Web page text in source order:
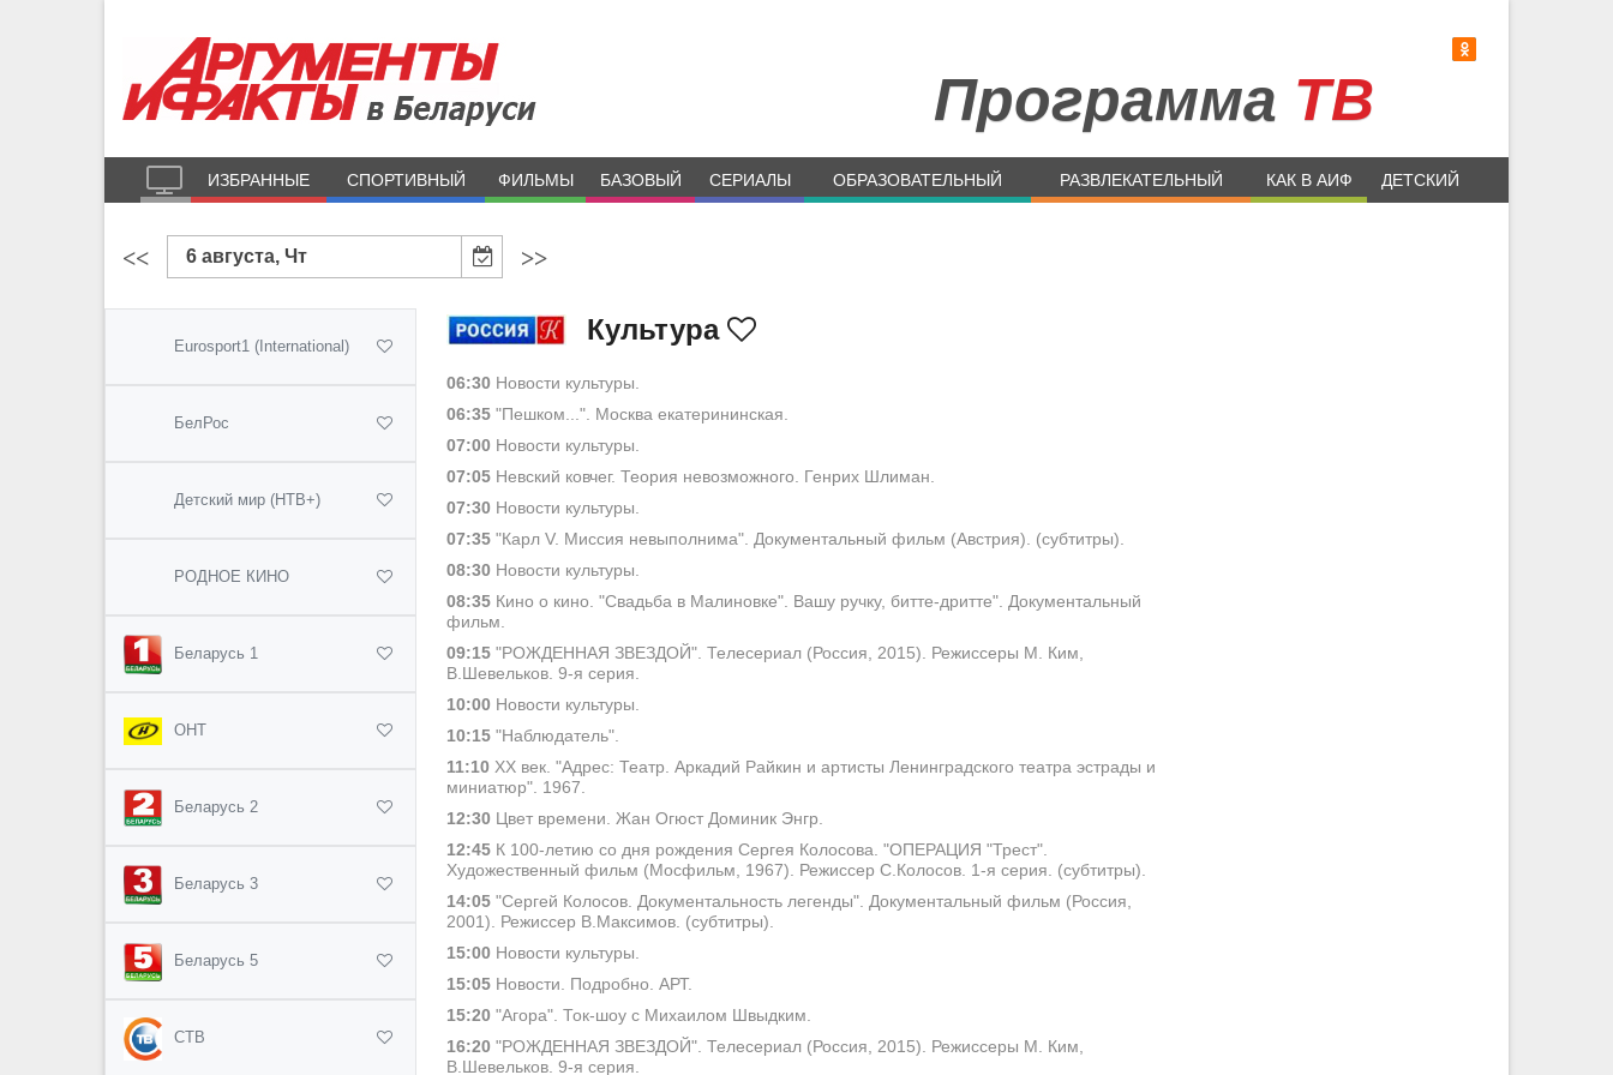
Программа ТВ
ИЗБРАННЫЕ СПОРТИВНЫЙ ФИЛЬМЫ БАЗОВЫЙ СЕРИАЛЫ ОБРАЗОВАТЕЛЬНЫЙ РАЗВЛЕКАТЕЛЬНЫЙ КАК В АИФ ДЕТСКИЙ
<< 6 августа, Чт >>
Eurosport1 (International)
БелРос
Детский мир (НТВ+)
РОДНОЕ КИНО
Беларусь 1
ОНТ
Беларусь 2
Беларусь 3
Беларусь 5
СТВ
Культура
06:30 Новости культуры.
06:35 "Пешком...". Москва екатерининская.
07:00 Новости культуры.
07:05 Невский ковчег. Теория невозможного. Генрих Шлиман.
07:30 Новости культуры.
07:35 "Карл V. Миссия невыполнима". Документальный фильм (Австрия). (субтитры).
08:30 Новости культуры.
08:35 Кино о кино. "Свадьба в Малиновке". Вашу ручку, битте-дритте". Документальный
фильм.
09:15 "РОЖДЕННАЯ ЗВЕЗДОЙ". Телесериал (Россия, 2015). Режиссеры М. Ким,
В.Шевельков. 9-я серия.
10:00 Новости культуры.
10:15 "Наблюдатель".
11:10 ХХ век. "Адрес: Театр. Аркадий Райкин и артисты Ленинградского театра эстрады и
миниатюр". 1967.
12:30 Цвет времени. Жан Огюст Доминик Энгр.
12:45 К 100-летию со дня рождения Сергея Колосова. "ОПЕРАЦИЯ "Трест".
Художественный фильм (Мосфильм, 1967). Режиссер С.Колосов. 1-я серия. (субтитры).
14:05 "Сергей Колосов. Документальность легенды". Документальный фильм (Россия,
2001). Режиссер В.Максимов. (субтитры).
15:00 Новости культуры.
15:05 Новости. Подробно. АРТ.
15:20 "Агора". Ток-шоу с Михаилом Швыдким.
16:20 "РОЖДЕННАЯ ЗВЕЗДОЙ". Телесериал (Россия, 2015). Режиссеры М. Ким,
В.Шевельков. 9-я серия.